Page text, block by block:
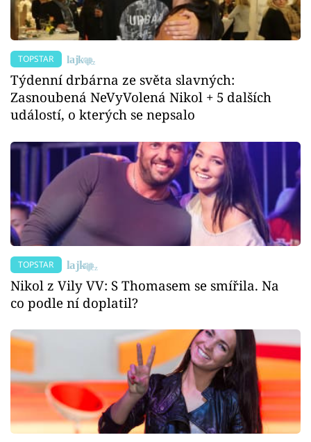
TOPSTAR
Týdenní drbárna ze světa slavných:
Zasnoubená NeVyVolená Nikol + 5 dalších
událostí, o kterých se nepsalo
TOPSTAR
Nikol z Vily VV: S Thomasem se smířila. Na
co podle ní doplatil?